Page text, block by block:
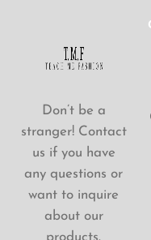
Don’t be a
stranger! Contact
us if you have
any questions or
want to inquire
about our